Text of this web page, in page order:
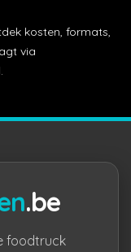
kosten, formats,
via
.be
foodtruck